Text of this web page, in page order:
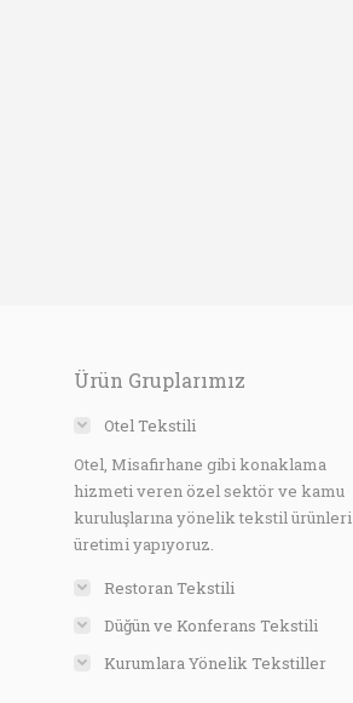
Ürün Gruplarımız
Otel Tekstili
Otel, Misafirhane gibi konaklama
hizmeti veren özel sektör ve kamu
kuruluşlarına yönelik tekstil ürünleri
üretimi yapıyoruz.
Restoran Tekstili
Düğün ve Konferans Tekstili
Kurumlara Yönelik Tekstiller